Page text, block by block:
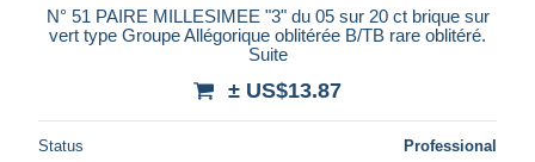
N° 51 PAIRE MILLESIMEE "3" du 05 sur 20 ct brique sur
vert type Groupe Allégorique oblitérée B/TB rare oblitéré.
Suite
± US$13.87
Status Professional